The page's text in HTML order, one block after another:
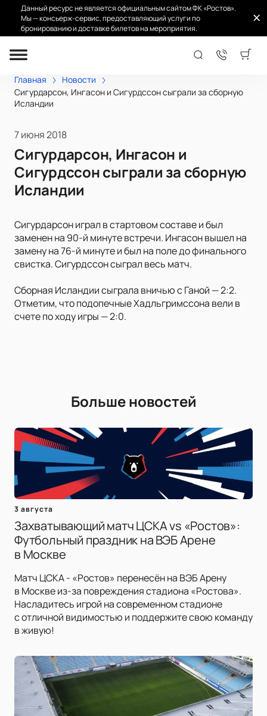
Данный ресурс не является официальным сайтом ФК «Ростов».
Мы — консьерж-сервис, предоставляющий услуги по
бронированию и доставке билетов на мероприятия.
Главная
Новости
Сигурдарсон, Ингасон и Сигурдссон сыграли за сборную
Исландии
7 июня 2018
Сигурдарсон, Ингасон и
Сигурдссон сыграли за сборную
Исландии
Сигурдарсон играл в стартовом составе и был
заменен на 90-й минуте встречи. Ингасон вышел на
замену на 76-й минуте и был на поле до финального
свистка. Сигурдссон сыграл весь матч.
Сборная Исландии сыграла вничью с Ганой — 2:2.
Отметим, что подопечные Хадльгримссона вели в
счете по ходу игры — 2:0.
Больше новостей
3 августа
Захватывающий матч ЦСКА vs «Ростов»:
Футбольный праздник на ВЭБ Арене
в Москве
Матч ЦСКА - «Ростов» перенесён на ВЭБ Арену
в Москве из-за повреждения стадиона «Ростова».
Насладитесь игрой на современном стадионе
с отличной видимостью и поддержите свою команду
в живую!